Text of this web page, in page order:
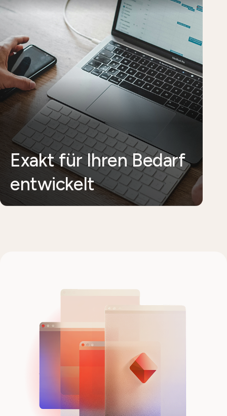
Exakt für Ihren Bedarf
entwickelt